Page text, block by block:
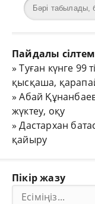
Пайдалы
»Туған күнге 99
қысқаша,
»Абай
жүктеу, оқу
»Дастархан
қайыру
Пікір жазу